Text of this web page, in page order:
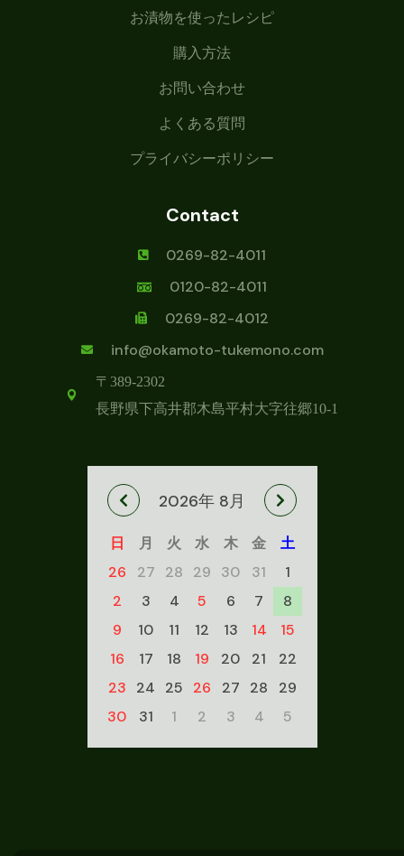
お漬物を使ったレシピ
購入方法
お問い合わせ
よくある質問
プライバシーポリシー
Contact
0269-82-4011
0120-82-4011
0269-82-4012
info@okamoto-tukemono.com
〒389-2302
長野県下高井郡木島平村大字往郷10-1
2026年 8月
日 月 火 水 木 金
土
26
27 28 29 30 31
1
2
3 4 5 6 7
8
9
10 11 12 13 14
15
16
17 18 19 20 21
22
23
24 25 26 27 28
29
30
31 1 2 3 4 5